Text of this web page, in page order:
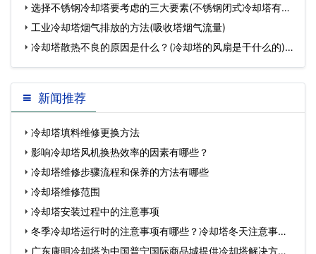
选择不锈钢冷却塔要考虑的三大要素(不锈钢闭式冷却塔有哪
些)…
工业冷却塔烟气排放的方法(吸收塔烟气流量)
冷却塔散热不良的原因是什么？(冷却塔的风扇是干什么的)…
新闻推荐
冷却塔填料维修更换方法
影响冷却塔风机换热效率的因素有哪些？
冷却塔维修步骤流程和保养的方法有哪些
冷却塔维修范围
冷却塔安装过程中的注意事项
冬季冷却塔运行时的注意事项有哪些？冷却塔冬天注意事
项…广东康明冷却塔为中国普宁国际商品城提供冷却塔解决方